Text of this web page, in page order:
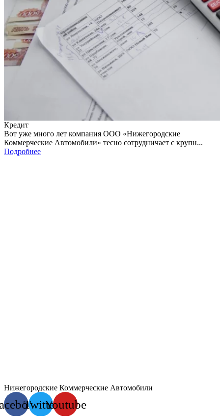
Кредит
Вот уже много лет компания ООО «Нижегородские
Коммерческие Автомобили» тесно сотрудничает с крупн...
Подробнее
Нижегородские Коммерческие Автомобили
TwitterYoutube